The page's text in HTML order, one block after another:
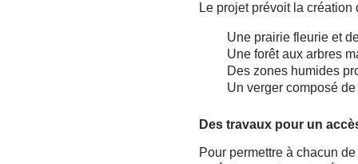
Le projet prévoit la
Une prairie fleurie et
Une forêt aux arbres
Des zones humides
Un verger composé
Des travaux pour un
Pour permettre à chacun